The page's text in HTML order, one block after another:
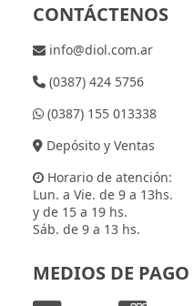
CONTÁCTENOS
info@diol.com.ar
(0387) 424 5756
(0387) 155 013338
Depósito y Ventas
Horario de atención:
Lun. a Vie. de 9 a 13hs.
y de 15 a 19 hs.
Sáb. de 9 a 13 hs.
MEDIOS DE PAGO